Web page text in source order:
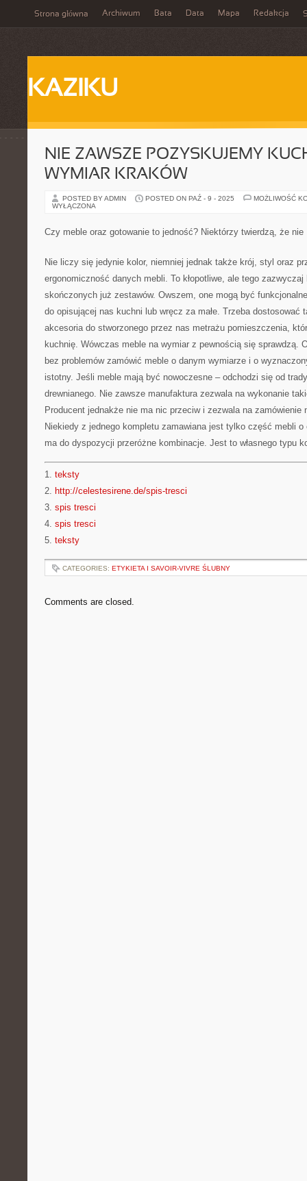
Strona główna Archiwum Bata Data Mapa Redakcja
KAZIKU
NIE ZAWSZE POZYSKUJEMY
WYMIAR KRAKÓW
POSTED BY ADMIN POSTED ON PAŹ - 9 - 2025
MOŻLIWOŚĆ
WYŁĄCZONA
Czy meble oraz gotowanie to jedność? Niektórzy twierdzą, że nie
Nie liczy się jedynie kolor, niemniej jednak także krój, styl oraz
ergonomiczność danych mebli. To kłopotliwe, ale tego
skończonych już zestawów. Owszem, one mogą być
do opisującej nas kuchni lub wręcz za małe. Trzeba dostosować
akcesoria do stworzonego przez nas metrażu pomieszczenia,
kuchnię. Wówczas meble na wymiar z pewnością się sprawdzą.
bez problemów zamówić meble o danym wymiarze i o
istotny. Jeśli meble mają być nowoczesne – odchodzi się od
drewnianego. Nie zawsze manufaktura zezwala na wykonanie
Producent jednakże nie ma nic przeciw i zezwala na zamówienie
Niekiedy z jednego kompletu zamawiana jest tylko część mebli
ma do dyspozycji przeróżne kombinacje. Jest to własnego typu
1. teksty
2. http://celestesirene.de/spis-tresci
3. spis tresci
4. spis tresci
5. teksty
CATEGORIES: ETYKIETA I SAVOIR-VIVRE ŚLUBNY
Comments are closed.